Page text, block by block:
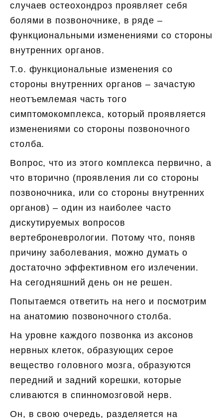
случаев остеохондроз проявляет себя
болями в позвоночнике, в ряде –
функциональными изменениями со стороны
внутренних органов.
Т.о. функциональные изменения со
стороны внутренних органов – зачастую
неотъемлемая часть того
симптомокомплекса, который проявляется
изменениями со стороны позвоночного
столба.
Вопрос, что из этого комплекса первично, а
что вторично (проявления ли со стороны
позвоночника, или со стороны внутренних
органов) – один из наиболее часто
дискутируемых вопросов
вертеброневрологии. Потому что, поняв
причину заболевания, можно думать о
достаточно эффективном его излечении.
На сегодняшний день он не решен.
Попытаемся ответить на него и посмотрим
на анатомию позвоночного столба.
На уровне каждого позвонка из аксонов
нервных клеток, образующих серое
вещество головного мозга, образуются
передний и задний корешки, которые
сливаются в спинномозговой нерв.
Он, в свою очередь, разделяется на